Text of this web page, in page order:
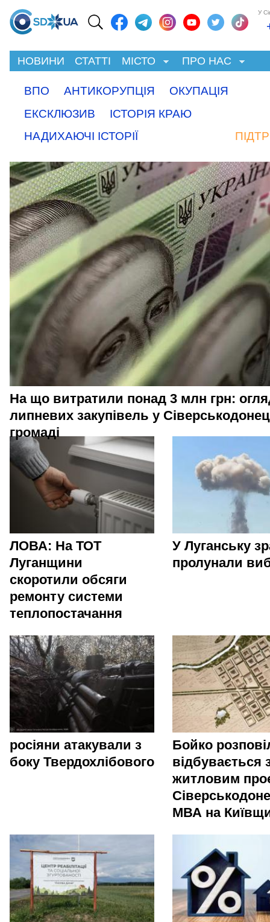
У
НОВИНИ СТАТТІ МІСТО ПРО НАС
ВПО АНТИКОРУПЦІЯ
ОКУПАЦІЯ
ЕКСКЛЮЗИВ
ІСТОРІЯ КРАЮ
НАДИХАЮЧІ ІСТОРІЇ
На що витратили понад 3 млн грн:
липневих закупівель у
громаді
ЛОВА: На ТОТ
Луганщини
скоротили обсяги
ремонту системи
теплопостачання
У Луганську
пролунали
росіяни атакували з
боку Твердохлібового
Бойко
відбувається
житловим
МВА на